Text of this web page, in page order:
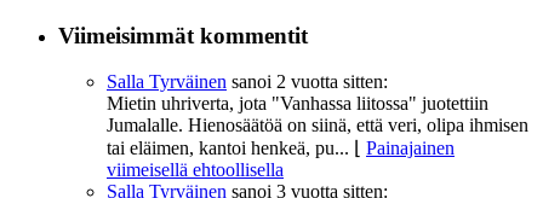
Viimeisimmät kommentit
Salla Tyrväinen sanoi 2 vuotta sitten:
Mietin uhriverta, jota "Vanhassa liitossa" juotettiin
Jumalalle. Hienosäätöä on siinä, että veri, olipa ihmisen
tai eläimen, kantoi henkeä, pu...
Painajainen
viimeisellä ehtoollisella
Salla Tyrväinen sanoi 3 vuotta sitten: